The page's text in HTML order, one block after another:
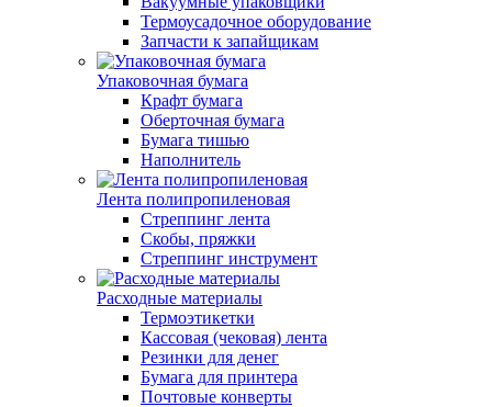
Термоусадочное оборудование
Запчасти к запайщикам
Упаковочная бумага
Крафт бумага
Оберточная бумага
Бумага тишью
Наполнитель
Лента полипропиленовая
Стреппинг лента
Скобы, пряжки
Стреппинг инструмент
Расходные материалы
Термоэтикетки
Кассовая (чековая) лента
Резинки для денег
Бумага для принтера
Почтовые конверты